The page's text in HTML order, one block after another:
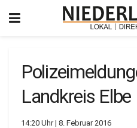
Landkreis Elbe
14:20 Uhr | 8. Februar 2016